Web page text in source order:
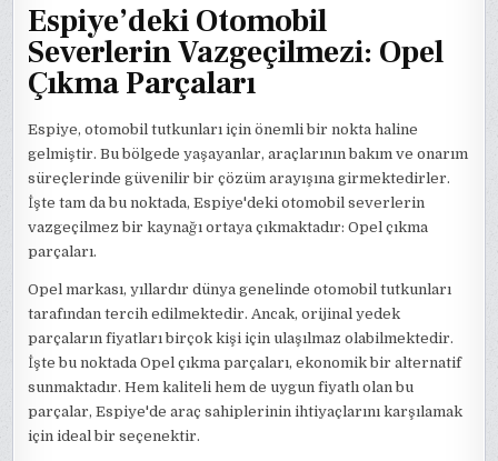
Espiye’deki Otomobil
Severlerin Vazgeçilmezi: Opel
Çıkma Parçaları
Espiye, otomobil tutkunları için önemli bir nokta haline
gelmiştir. Bu bölgede yaşayanlar, araçlarının bakım ve onarım
süreçlerinde güvenilir bir çözüm arayışına girmektedirler.
İşte tam da bu noktada, Espiye'deki otomobil severlerin
vazgeçilmez bir kaynağı ortaya çıkmaktadır: Opel çıkma
parçaları.
Opel markası, yıllardır dünya genelinde otomobil tutkunları
tarafından tercih edilmektedir. Ancak, orijinal yedek
parçaların fiyatları birçok kişi için ulaşılmaz olabilmektedir.
İşte bu noktada Opel çıkma parçaları, ekonomik bir alternatif
sunmaktadır. Hem kaliteli hem de uygun fiyatlı olan bu
parçalar, Espiye'de araç sahiplerinin ihtiyaçlarını karşılamak
için ideal bir seçenektir.